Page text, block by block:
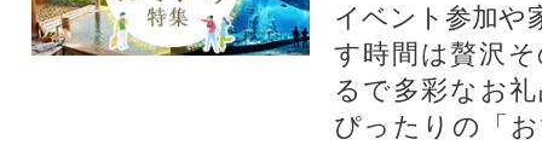
イベント参加や
す時間は贅沢
るで多彩なお
ぴったりの「